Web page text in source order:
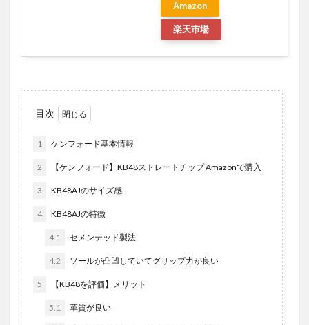
Amazon
楽天市場
目次
1 ケンフォード基本情報
2 【ケンフォード】KB48ストレートチップ Amazonで購入
3 KB48AJのサイズ感
4 KB48AJの特徴
4.1 セメンテッド製法
4.2 ソールが凸凹していてグリップ力が良い
5 【KB48を評価】メリット
5.1 革質が良い